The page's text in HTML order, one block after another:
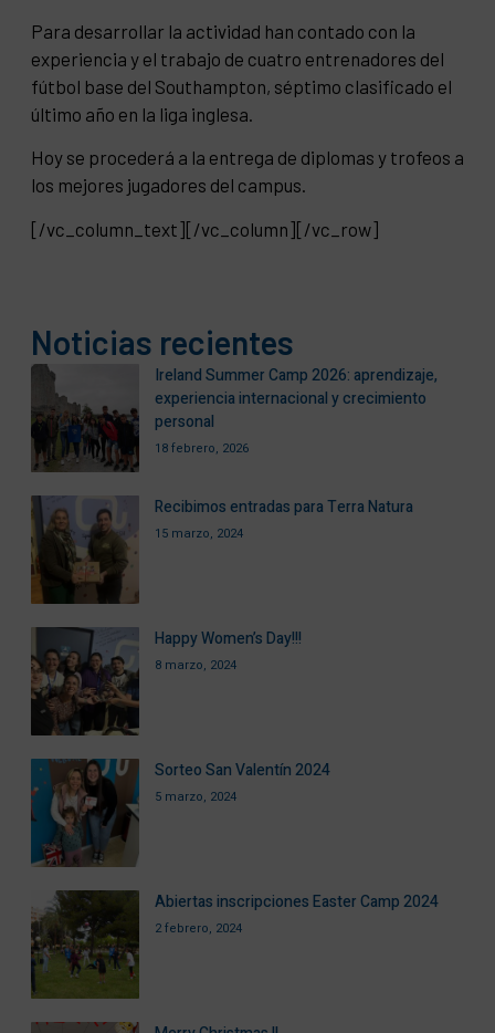
Para desarrollar la actividad han contado con la
experiencia y el trabajo de cuatro entrenadores del
fútbol base del Southampton, séptimo clasificado el
último año en la liga inglesa.
Hoy se procederá a la entrega de diplomas y trofeos a
los mejores jugadores del campus.
[/vc_column_text][/vc_column][/vc_row]
Noticias recientes
Ireland Summer Camp 2026: aprendizaje,
experiencia internacional y crecimiento
personal
18 febrero, 2026
Recibimos entradas para Terra Natura
15 marzo, 2024
Happy Women’s Day!!!
8 marzo, 2024
Sorteo San Valentín 2024
5 marzo, 2024
Abiertas inscripciones Easter Camp 2024
2 febrero, 2024